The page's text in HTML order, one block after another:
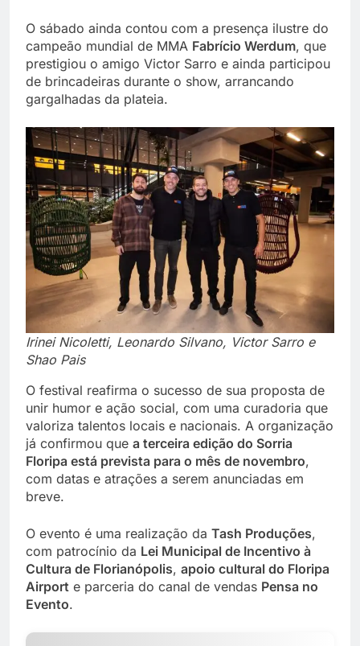
O sábado ainda contou com a presença ilustre do
campeão mundial de MMA Fabrício Werdum, que
prestigiou o amigo Victor Sarro e ainda participou
de brincadeiras durante o show, arrancando
gargalhadas da plateia.
Irinei Nicoletti, Leonardo Silvano, Victor Sarro e
Shao Pais
O festival reafirma o sucesso de sua proposta de
unir humor e ação social, com uma curadoria que
valoriza talentos locais e nacionais. A organização
já confirmou que a terceira edição do Sorria
Floripa está prevista para o mês de novembro,
com datas e atrações a serem anunciadas em
breve.
O evento é uma realização da Tash Produções,
com patrocínio da Lei Municipal de Incentivo à
Cultura de Florianópolis, apoio cultural do Floripa
Airport e parceria do canal de vendas Pensa no
Evento.